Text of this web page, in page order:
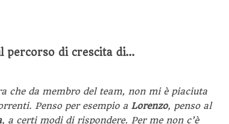
percorso di crescita di…
che da membro del team, non mi è piaciuta
Penso per esempio a Lorenzo, penso al
, a certi modi di rispondere. Per me non c’è